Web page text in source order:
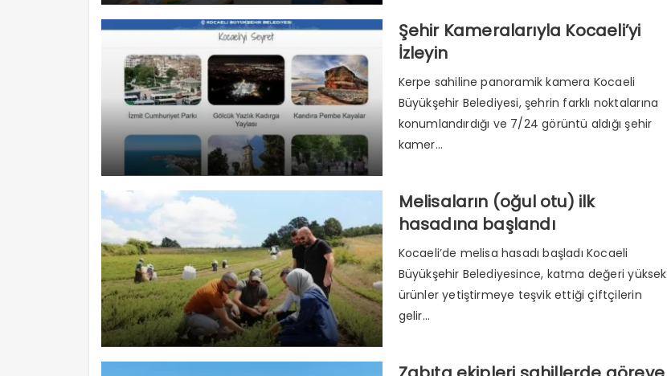
Şehir Kameralarıyla Kocaeli’yi
İzleyin
Kerpe sahiline panoramik kamera Kocaeli
Büyükşehir Belediyesi, şehrin farklı noktalarına
konumlandırdığı ve 7/24 görüntü aldığı şehir
kamer...
Melisaların (oğul otu) ilk
hasadına başlandı
Kocaeli’de melisa hasadı başladı Kocaeli
Büyükşehir Belediyesince, katma değeri yüksek
ürünler yetiştirmeye teşvik ettiği çiftçilerin
gelir...